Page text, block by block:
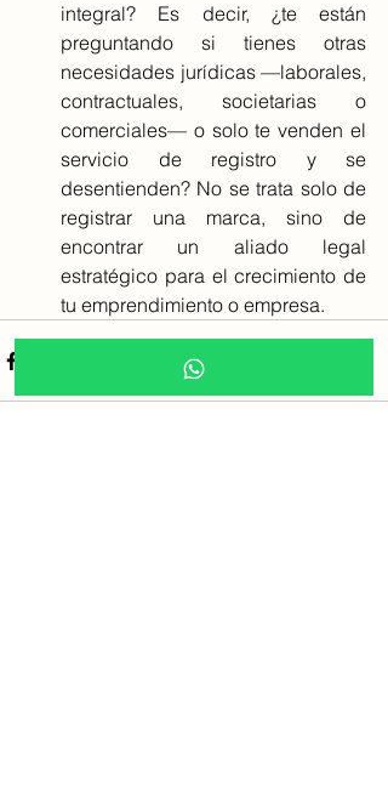
integral? Es decir, ¿te están
preguntando si tienes otras
necesidades jurídicas —laborales,
contractuales, societarias o
comerciales— o solo te venden el
servicio de registro y se
desentienden? No se trata solo de
registrar una marca, sino de
encontrar un aliado legal
estratégico para el crecimiento de
tu emprendimiento o empresa.